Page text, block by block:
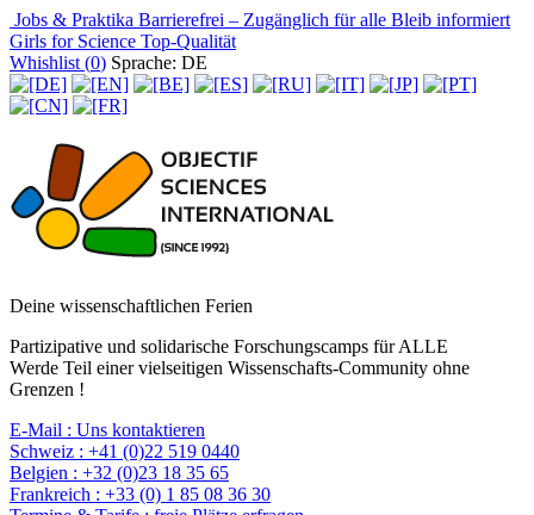
Jobs & Praktika Barrierefrei – Zugänglich für alle Bleib informiert
Girls for Science Top-Qualität
Whishlist (0) Sprache: DE
Deine wissenschaftlichen Ferien
Partizipative und solidarische Forschungscamps für ALLE
Werde Teil einer vielseitigen Wissenschafts-Community ohne
Grenzen !
E-Mail : Uns kontaktieren
Schweiz : +41 (0)22 519 0440
Belgien : +32 (0)23 18 35 65
Frankreich : +33 (0) 1 85 08 36 30